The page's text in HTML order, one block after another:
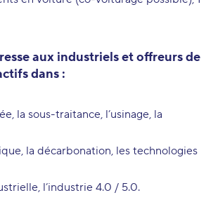
aux industriels et offreurs de
dans :
la sous-traitance, l’usinage, la
la décarbonation, les technologies
l’industrie 4.0 / 5.0.